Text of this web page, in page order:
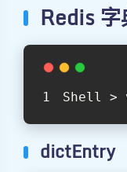
夜间模式
Redis
Shell >
dictEntry